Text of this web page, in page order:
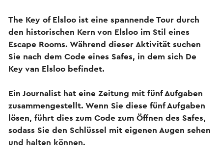
The Key of Elsloo ist eine spannende Tour durch
den historischen Kern von Elsloo im Stil eines
Escape Rooms. Während dieser Aktivität suchen
Sie nach dem Code eines Safes, in dem sich De
Key van Elsloo befindet.
Ein Journalist hat eine Zeitung mit fünf Aufgaben
zusammengestellt. Wenn Sie diese fünf Aufgaben
lösen, führt dies zum Code zum Öffnen des Safes,
sodass Sie den Schlüssel mit eigenen Augen sehen
und halten können.